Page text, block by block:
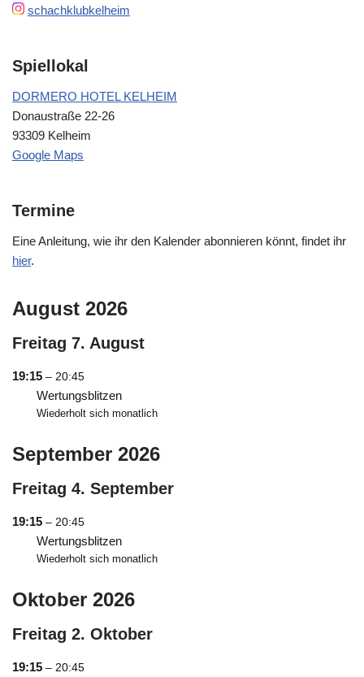
schachklubkelheim
Spiellokal
DORMERO HOTEL KELHEIM
Donaustraße 22-26
93309 Kelheim
Google Maps
Termine
Eine Anleitung, wie ihr den Kalender abonnieren könnt, findet ihr
hier.
August 2026
Freitag 7. August
19:15 – 20:45
Wertungsblitzen
Wiederholt sich monatlich
September 2026
Freitag 4. September
19:15 – 20:45
Wertungsblitzen
Wiederholt sich monatlich
Oktober 2026
Freitag 2. Oktober
19:15 – 20:45